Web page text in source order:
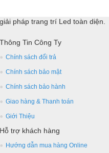
pháp trang trí Led toàn diện.
Thông Tin Công Ty
Chính sách đổi trả
Chính sách bảo mật
Chính sách bảo hành
Giao hàng & Thanh toán
Giới Thiệu
Hỗ trợ khách hàng
Hướng dẫn mua hàng Online